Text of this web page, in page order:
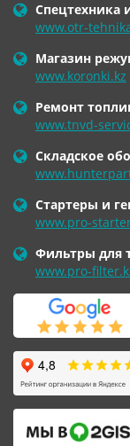
Спецтехника
www.otr-
Магазин
www.koronki.kz
Ремонт
www.tnvd-
Складское
Стартеры и
www.pro-
Фильтры для
www.pro-